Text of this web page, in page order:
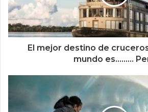
El mejor destino de
mundo es.........